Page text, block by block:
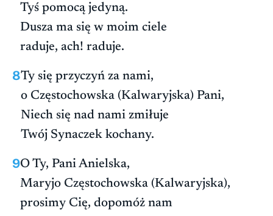
Tyś pomocą jedyną.
Dusza ma się w moim ciele
raduje, ach! raduje.
8Ty się przyczyń za nami,
o Częstochowska (Kalwaryjska) Pani,
Niech się nad nami zmiłuje
Twój Synaczek kochany.
9O Ty, Pani Anielska,
Maryjo Częstochowska (Kalwaryjska),
prosimy Cię, dopomóż nam